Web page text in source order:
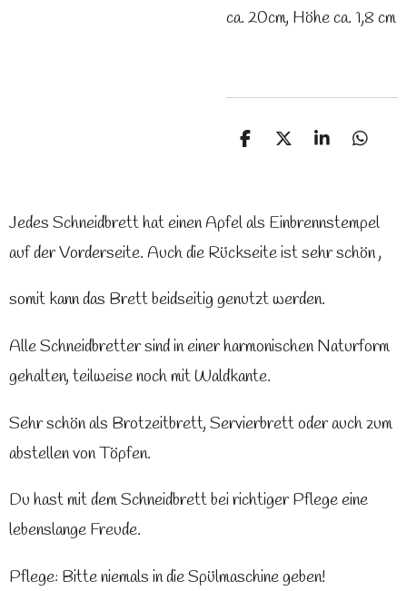
ca. 20cm, Höhe ca. 1,8 cm
T
n
T
n
T
n
T
n
Jedes Schneidbrett hat einen Apfel als Einbrennstempel
auf der Vorderseite. Auch die Rückseite ist sehr schön ,
somit kann das Brett beidseitig genutzt werden.
Alle Schneidbretter sind in einer harmonischen Naturform
gehalten, teilweise noch mit Waldkante.
Sehr schön als Brotzeitbrett, Servierbrett oder auch zum
abstellen von Töpfen.
Du hast mit dem Schneidbrett bei richtiger Pflege eine
lebenslange Freude.
Pflege: Bitte niemals in die Spülmaschine geben!